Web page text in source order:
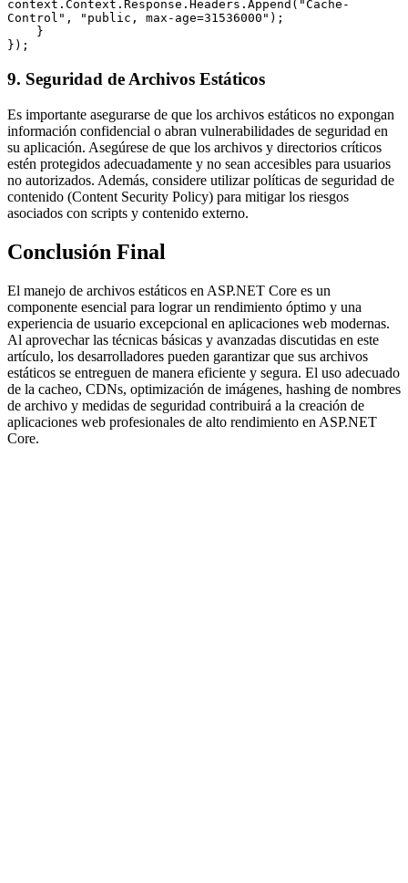
context.Context.Response.Headers.Append("Cache-
Control", "public, max-age=31536000");
9. Seguridad de Archivos Estáticos
Es importante asegurarse de que los archivos estáticos no expongan
información confidencial o abran vulnerabilidades de seguridad en
su aplicación. Asegúrese de que los archivos y directorios críticos
estén protegidos adecuadamente y no sean accesibles para usuarios
no autorizados. Además, considere utilizar políticas de seguridad de
contenido (Content Security Policy) para mitigar los riesgos
asociados con scripts y contenido externo.
Conclusión Final
El manejo de archivos estáticos en ASP.NET Core es un
componente esencial para lograr un rendimiento óptimo y una
experiencia de usuario excepcional en aplicaciones web modernas.
Al aprovechar las técnicas básicas y avanzadas discutidas en este
artículo, los desarrolladores pueden garantizar que sus archivos
estáticos se entreguen de manera eficiente y segura. El uso adecuado
de la cacheo, CDNs, optimización de imágenes, hashing de nombres
de archivo y medidas de seguridad contribuirá a la creación de
aplicaciones web profesionales de alto rendimiento en ASP.NET
Core.